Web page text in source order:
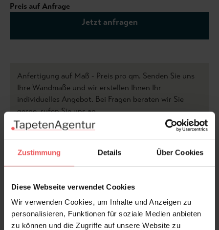
Zustimmung Details Über Cookies
Diese Webseite verwendet Cookies
Wir verwenden Cookies, um Inhalte und Anzeigen zu
personalisieren, Funktionen für soziale Medien anbieten
zu können und die Zugriffe auf unsere Website zu
Preis auf Anfrage
Jetzt anfragen
Anfertigung auf Maß - Preis pro qm. Senden Sie uns
Ihre Wandmaße und wir erstellen Ihnen Ihr
individuelles Angebot. Bei Fragen beraten wir Sie
gerne, rufen Sie uns an.
zur KollektionTecnografica>>
...nicht der richtige Strand ?...Hier geht´s zum
Produktdetails